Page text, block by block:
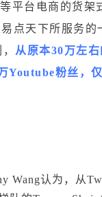
平台电商的货架
点天下所服务的
从原本30万左
Youtube粉丝，
Wang认为，从